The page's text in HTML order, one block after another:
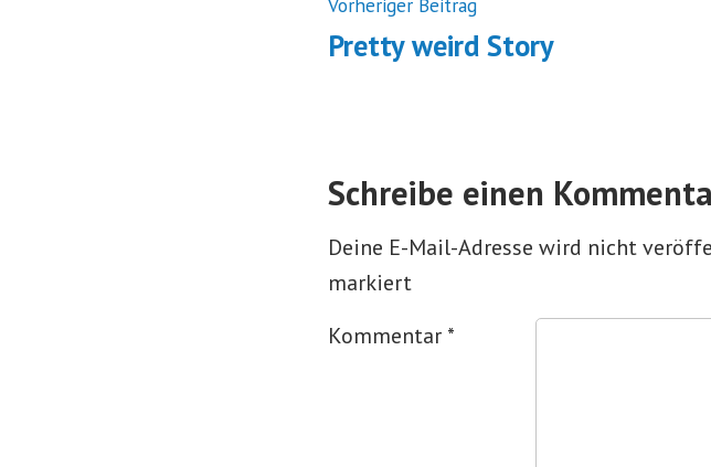
Beitrag:
Pretty weird Story
Schreibe einen
Deine E-Mail-Adresse wird nicht
markiert
Kommentar *